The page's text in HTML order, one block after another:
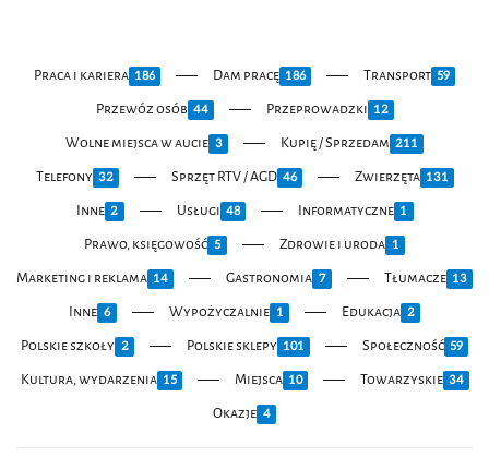
Praca i kariera 186 Dam pracę 186 Transport 59
Przewóz osób 44 Przeprowadzki 12
Wolne miejsca w aucie 3 Kupię / Sprzedam 211
Telefony 32 Sprzęt RTV / AGD 46 Zwierzęta 131
Inne 2 Usługi 48 Informatyczne 1
Prawo, księgowość 5 Zdrowie i uroda 1
Marketing i reklama 14 Gastronomia 7 Tłumacze 13
Inne 6 Wypożyczalnie 1 Edukacja 2
Polskie szkoły 2 Polskie sklepy 101 Społeczność 59
Kultura, wydarzenia 15 Miejsca 10 Towarzyskie 34
Okazje 4